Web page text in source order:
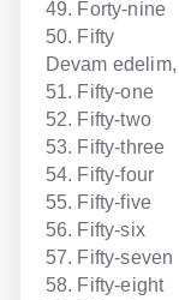
49. Forty-nine
50. Fifty
Devam
51. Fifty-one
52. Fifty-two
53. Fifty-three
54. Fifty-four
55. Fifty-five
56. Fifty-six
57. Fifty-seven
58. Fifty-eight